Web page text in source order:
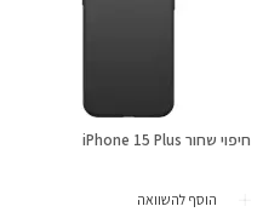
חיפוי שחור iPhone 15 Plus
הוסף להשוואה